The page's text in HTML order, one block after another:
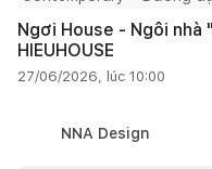
Ngơi House - Ngôi
HIEUHOUSE
27/06/2026, lúc 10:00
NNA Design